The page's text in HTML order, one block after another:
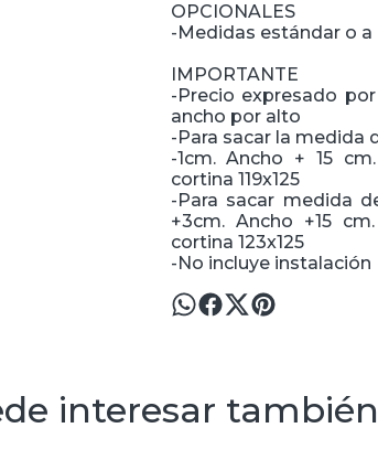
OPCIONALES
-Medidas estándar o
IMPORTANTE
-Precio expresado
ancho por alto
-Para sacar la medida
-1cm. Ancho + 15
cortina 119x125
-Para sacar medida
+3cm. Ancho +15
cortina 123x125
-No incluye instalación
interesar también